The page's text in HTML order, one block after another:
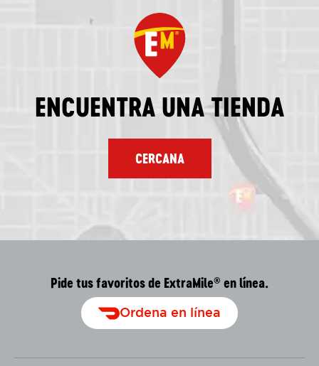
ENCUENTRA UNA TIENDA
CERCANA
Pide tus favoritos de ExtraMile® en línea.
Ordena en línea